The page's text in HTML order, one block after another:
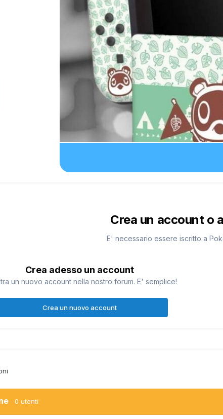
Crea un account o
E' necessario essere iscritto a
Crea adesso un account
un nuovo account nella nostro forum. E' semplice!
Crea un nuovo account
0 utenti